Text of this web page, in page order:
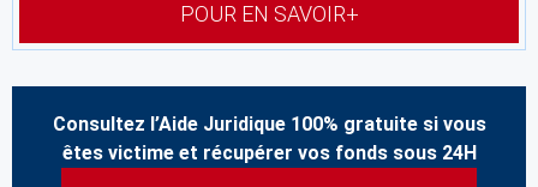
POUR EN SAVOIR+
Consultez l’Aide Juridique 100% gratuite si vous
êtes victime et récupérer vos fonds sous 24H